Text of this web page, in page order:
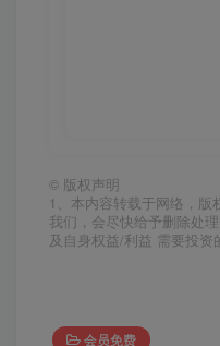
© 版权声明
1、本内容转载于网络，
我们，会尽快给予删除处
及自身权益/利益 需要投
会员免费